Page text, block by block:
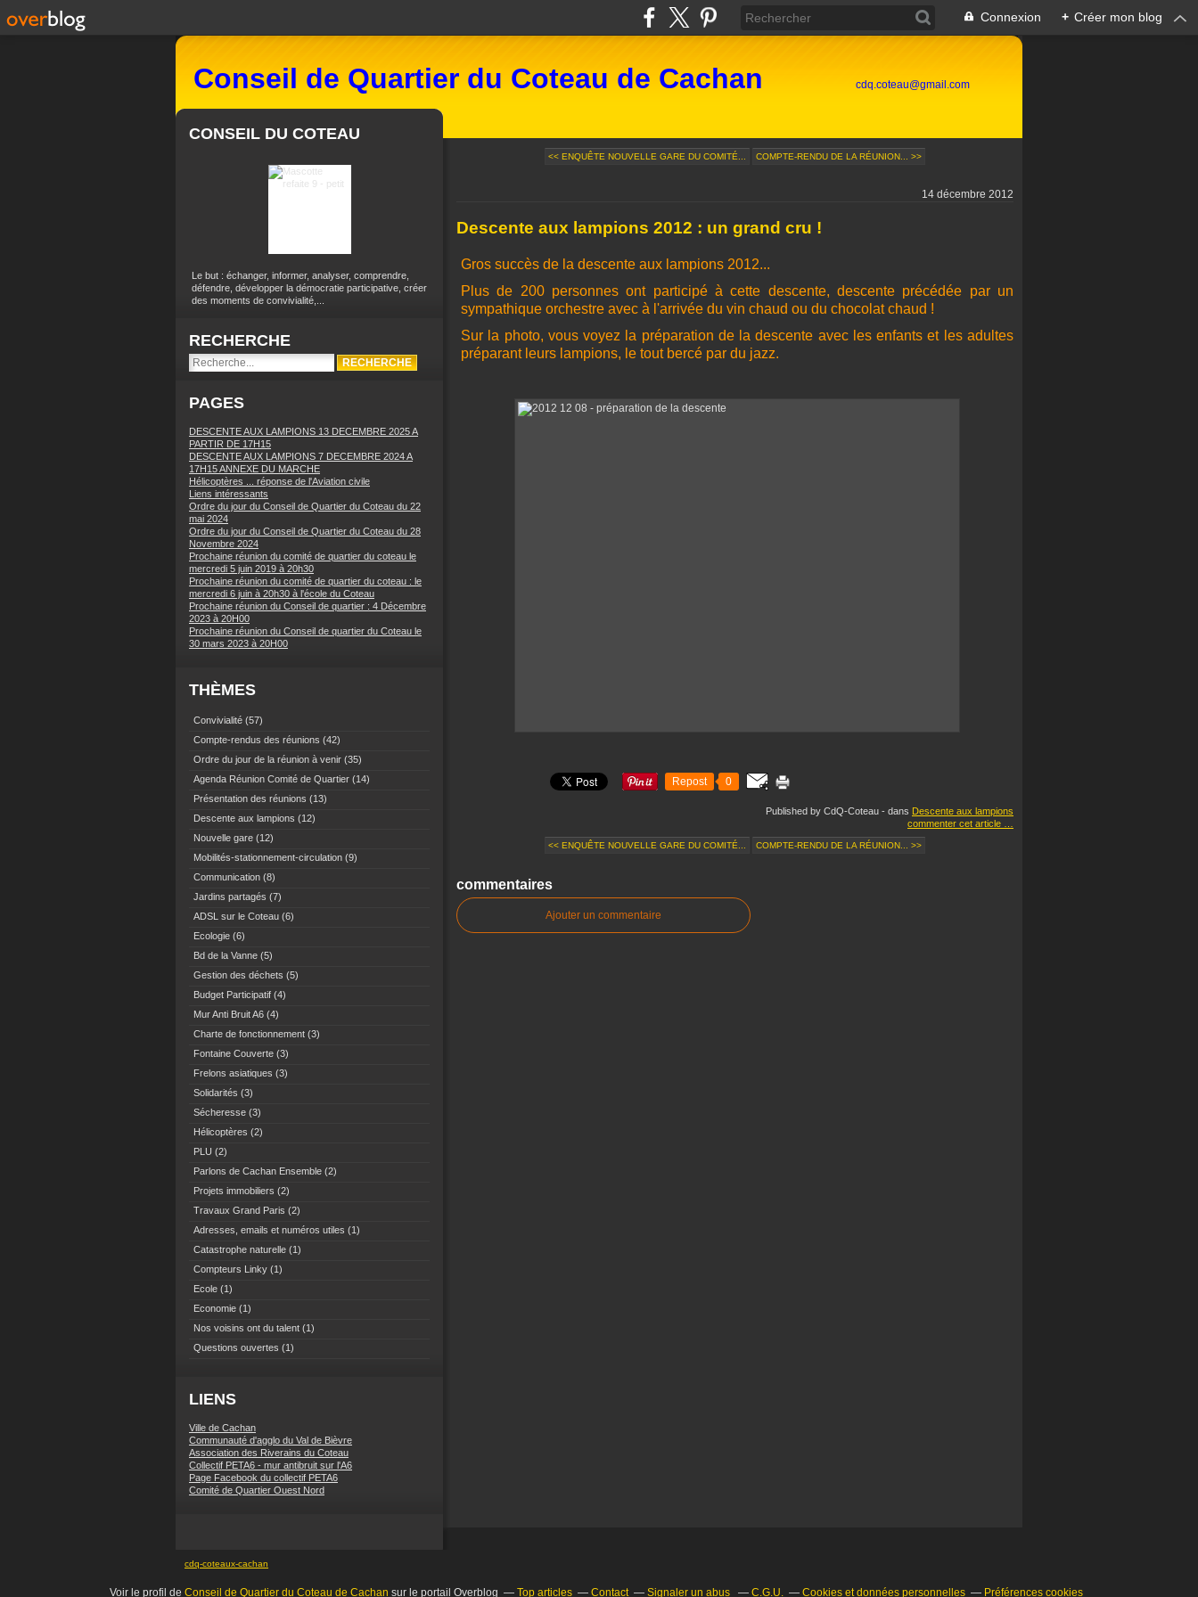
Connexion + Créer mon blog
Conseil de Quartier du Coteau de Cachan cdq.coteau@gmail.com
CONSEIL DU COTEAU
Le but : échanger, informer, analyser, comprendre,
défendre, développer la démocratie participative, créer
des moments de convivialité,...
RECHERCHE
PAGES
DESCENTE AUX LAMPIONS 13 DECEMBRE 2025 A
PARTIR DE 17H15
DESCENTE AUX LAMPIONS 7 DECEMBRE 2024 A
17H15 ANNEXE DU MARCHE
Hélicoptères ... réponse de l'Aviation civile
Liens intéressants
Ordre du jour du Conseil de Quartier du Coteau du 22
mai 2024
Ordre du jour du Conseil de Quartier du Coteau du 28
Novembre 2024
Prochaine réunion du comité de quartier du coteau le
mercredi 5 juin 2019 à 20h30
Prochaine réunion du comité de quartier du coteau : le
mercredi 6 juin à 20h30 à l'école du Coteau
Prochaine réunion du Conseil de quartier : 4 Décembre
2023 à 20H00
Prochaine réunion du Conseil de quartier du Coteau le
30 mars 2023 à 20H00
THÈMES
Convivialité (57)
Compte-rendus des réunions (42)
Ordre du jour de la réunion à venir (35)
Agenda Réunion Comité de Quartier (14)
Présentation des réunions (13)
Descente aux lampions (12)
Nouvelle gare (12)
Mobilités-stationnement-circulation (9)
Communication (8)
Jardins partagés (7)
ADSL sur le Coteau (6)
Ecologie (6)
Bd de la Vanne (5)
Gestion des déchets (5)
Budget Participatif (4)
Mur Anti Bruit A6 (4)
Charte de fonctionnement (3)
Fontaine Couverte (3)
Frelons asiatiques (3)
Solidarités (3)
Sécheresse (3)
Hélicoptères (2)
PLU (2)
Parlons de Cachan Ensemble (2)
Projets immobiliers (2)
Travaux Grand Paris (2)
Adresses, emails et numéros utiles (1)
Catastrophe naturelle (1)
Compteurs Linky (1)
Ecole (1)
Economie (1)
Nos voisins ont du talent (1)
Questions ouvertes (1)
LIENS
Ville de Cachan
Communauté d'agglo du Val de Bièvre
Association des Riverains du Coteau
Collectif PETA6 - mur antibruit sur l'A6
Page Facebook du collectif PETA6
Comité de Quartier Ouest Nord
<< ENQUÊTE NOUVELLE GARE DU COMITÉ... COMPTE-RENDU DE LA RÉUNION... >>
14 décembre 2012
Descente aux lampions 2012 : un grand cru !
Gros succès de la descente aux lampions 2012...
Plus de 200 personnes ont participé à cette descente, descente précédée par un
sympathique orchestre avec à l'arrivée du vin chaud ou du chocolat chaud !
Sur la photo, vous voyez la préparation de la descente avec les enfants et les adultes
préparant leurs lampions, le tout bercé par du jazz.
Repost 0
Published by CdQ-Coteau - dans Descente aux lampions
commenter cet article
<< ENQUÊTE NOUVELLE GARE DU COMITÉ... COMPTE-RENDU DE LA RÉUNION... >>
commentaires
Ajouter un commentaire
cdq-coteaux-cachan
Voir le profil de Conseil de Quartier du Coteau de Cachan sur le portail Overblog Top articles Contact Signaler un abus C.G.U. Cookies et données personnelles Préférences cookies